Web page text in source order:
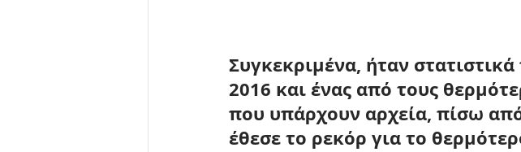
Συγκεκριμένα, ήταν
2016 και ένας από τους
που υπάρχουν αρχεία, πίσω
έθεσε το ρεκόρ για το